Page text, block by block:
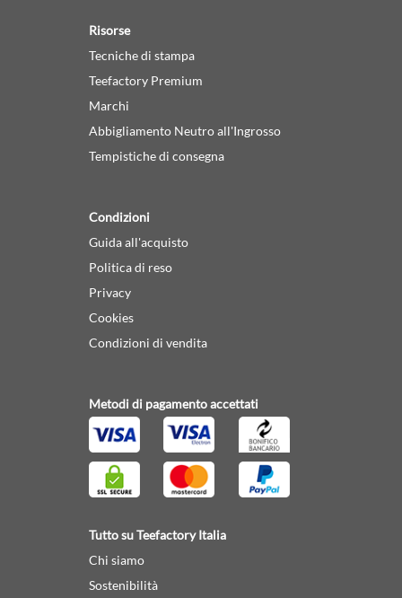
Risorse
Tecniche di stampa
Teefactory Premium
Marchi
Abbigliamento Neutro all'Ingrosso
Tempistiche di consegna
Condizioni
Guida all'acquisto
Politica di reso
Privacy
Cookies
Condizioni di vendita
Metodi di pagamento accettati
Tutto su Teefactory Italia
Chi siamo
Sostenibilità